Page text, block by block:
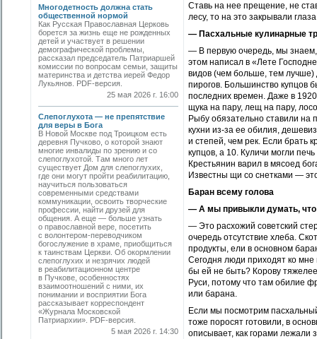
Многодетность должна стать
общественной нормой
Как Русская Православная Церковь
борется за жизнь еще не рожденных
детей и участвует в решении
демографической проблемы,
рассказал председатель Патриаршей
комиссии по вопросам семьи, защиты
материнства и детства иерей Федор
Лукьянов. PDF-версия.
25 мая 2026 г. 16:00
Слепоглухота — не препятствие
для веры в Бога
В Новой Москве под Троицком есть
деревня Пучково, о которой знают
многие инвалиды по зрению и со
слепоглухотой. Там много лет
существует Дом для слепоглухих,
где они могут пройти реабилитацию,
научиться пользоваться
современными средствами
коммуникации, освоить творческие
профессии, найти друзей для
общения. А еще — больше узнать
о православной вере, посетить
с волонтером-переводчиком
богослужение в храме, приобщиться
к таинствам Церкви. Об окормлении
слепоглухих и незрячих людей
в реабилитационном центре
в Пучкове, особенностях
взаимоотношений с ними, их
понимании и восприятии Бога
рассказывает корреспондент
«Журнала Московской
Патриархии». PDF-версия.
5 мая 2026 г. 14:30
Ставь на нее прещение, не
лесу, то на это закрывали
— Пасхальные кулинарные
— В первую очередь, мы знаем,
этом написал в «Лете
видов (чем больше, тем лучше)
пирогов. Большинство купцов
последних времен. Даже в
щука на пару, лещ на пару,
Рыбу обязательно ставили на
кухни из-за ее обилия,
и степей, чем рек. Если брать
купцов, а 10. Куличи могли
Крестьянин варил в мясоед
Известны щи со снетками —
Баран всему голова
— А мы привыкли думать, что
— Это расхожий советский
очередь отсутствие хлеба.
продукты, ели в основном
Сегодня люди приходят ко
бы ей не быть? Корову
Руси, потому что там обилие
или барана.
Если мы посмотрим
тоже поросят готовили, в
описывает, как горами